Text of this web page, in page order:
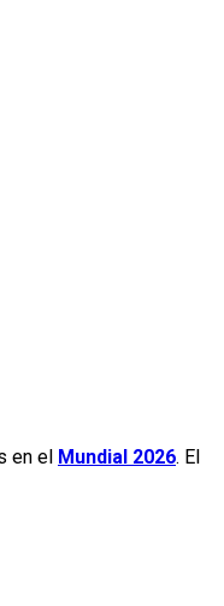
en el Mundial 2026. El